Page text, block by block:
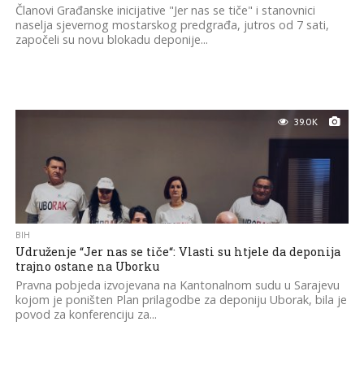
Članovi Građanske inicijative "Jer nas se tiče" i stanovnici
naselja sjevernog mostarskog predgrađa, jutros od 7 sati,
započeli su novu blokadu deponije...
39.0K
BIH
Udruženje “Jer nas se tiče“: Vlasti su htjele da deponija
trajno ostane na Uborku
Pravna pobjeda izvojevana na Kantonalnom sudu u Sarajevu
kojom je poništen Plan prilagodbe za deponiju Uborak, bila je
povod za konferenciju za...